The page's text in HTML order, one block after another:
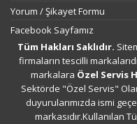
Yorum / Şikayet Formu
Facebook Sayfamız
Tüm Hakları Saklıdır.
firmaların tescilli
markalara Özel Servis
Sektörde "Özel Servis"
duyurularımızda ismi
markasıdır.Kullanılan